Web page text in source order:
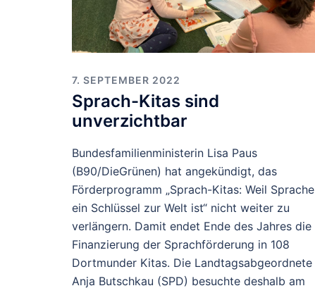
7. SEPTEMBER 2022
Sprach-Kitas sind
unverzichtbar
Bundesfamilienministerin Lisa Paus
(B90/DieGrünen) hat angekündigt, das
Förderprogramm „Sprach-Kitas: Weil Sprache
ein Schlüssel zur Welt ist“ nicht weiter zu
verlängern. Damit endet Ende des Jahres die
Finanzierung der Sprachförderung in 108
Dortmunder Kitas. Die Landtagsabgeordnete
Anja Butschkau (SPD) besuchte deshalb am